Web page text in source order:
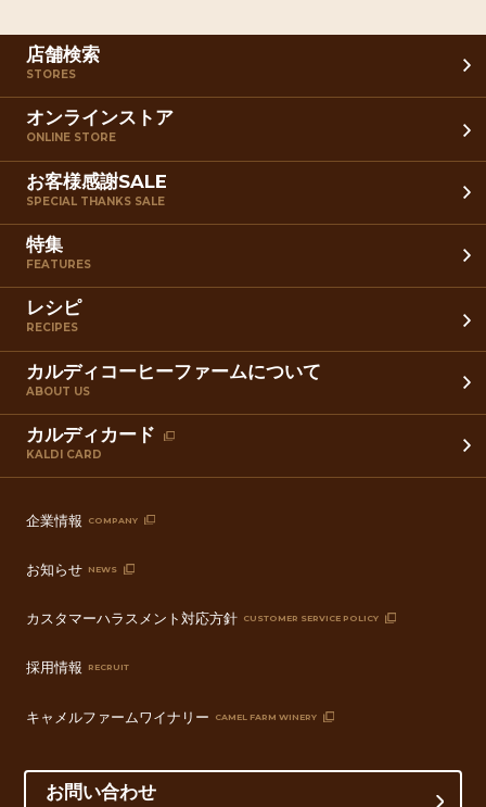
店舗検索
STORES
オンラインストア
ONLINE STORE
お客様感謝SALE
SPECIAL THANKS SALE
特集
FEATURES
レシピ
RECIPES
カルディコーヒーファームについて
ABOUT US
カルディカード
KALDI CARD
企業情報 COMPANY
お知らせ NEWS
カスタマーハラスメント対応方針 CUSTOMER SERVICE POLICY
採用情報 RECRUIT
キャメルファームワイナリー CAMEL FARM WINERY
お問い合わせ